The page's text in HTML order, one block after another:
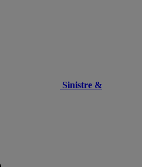
Sinistre &